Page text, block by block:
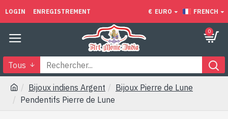
LOGIN ENREGISTREMENT € EURO FRENCH
0
Tous
Bijoux indiens Argent
Bijoux Pierre de Lune
Pendentifs Pierre de Lune